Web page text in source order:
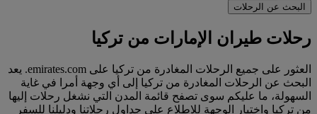
البحث عن الرحلات
رحلات طيران الإمارات من تركيا
العثور على جميع الرحلات المغادرة من تركيا على emirates.com. يعد
البحث عن الرحلات المغادرة من تركيا إلى أي وجهة أمرا في غاية
السهولة، ما عليكم سوى تصفح قائمة المدن التي نشغل رحلات إليها
من تركيا واختيار الوجهة للاطلاع على جداول رحلاتنا ودليلنا للسفر